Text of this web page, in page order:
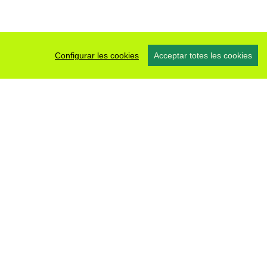
Configurar les cookies Acceptar totes les cookies